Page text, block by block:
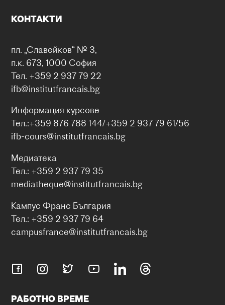
КОНТАКТИ
пл. „Славейков“ № 3,
п.к. 673, 1000 София
Тел. +359 2 937 79 22
ifb@institutfrancais.bg
Информация курсове
Тел.:+359 876 788 144/+359 2 937 79 61/56
ifb-cours@institutfrancais.bg
Медиатека
Тел.: +359 2 937 79 35
mediatheque@institutfrancais.bg
Кампус Франс България
Тел.: +359 2 937 79 64
campusfrance@institutfrancais.bg
РАБОТНО ВРЕМЕ